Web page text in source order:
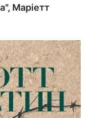
Маріетт